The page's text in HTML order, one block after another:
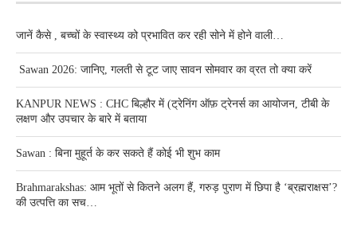
जानें कैसे , बच्चों के स्वास्थ्य को प्रभावित कर रही सोने में होने वाली…
Sawan 2026: जानिए, गलती से टूट जाए सावन सोमवार का व्रत तो क्या करें
KANPUR NEWS : CHC बिल्हौर में (ट्रेनिंग ऑफ़ ट्रेनर्स का आयोजन, टीबी के
लक्षण और उपचार के बारे में बताया
Sawan : बिना मुहूर्त के कर सकते हैं कोई भी शुभ काम
Brahmarakshas: आम भूतों से कितने अलग हैं, गरुड़ पुराण में छिपा है ‘ब्रह्मराक्षस’?
की उत्पत्ति का सच…